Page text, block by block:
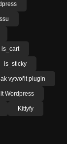
is_cart
is_sticky
vytvořit plugin
Wordpress
Kittyfy